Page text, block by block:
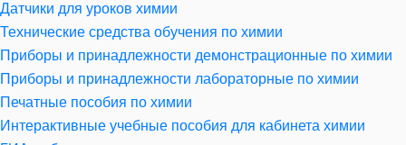
Датчики для уроков химии
Технические средства обучения по химии
Приборы и принадлежности демонстрационные по химии
Приборы и принадлежности лабораторные по химии
Печатные пособия по химии
Интерактивные учебные пособия для кабинета химии